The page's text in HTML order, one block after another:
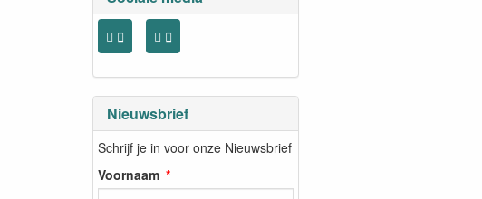
Nieuwsbrief
Schrijf je in voor onze Nieuwsbrief
Voornaam